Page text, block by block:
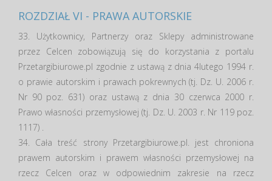
ROZDZIAŁ VI - PRAWA AUTORSKIE
33. Użytkownicy, Partnerzy oraz Sklepy administrowane
przez Celcen zobowiązują się do korzystania z portalu
Przetargibiurowe.pl zgodnie z ustawą z dnia 4lutego 1994 r.
o prawie autorskim i prawach pokrewnych (tj. Dz. U. 2006 r.
Nr 90 poz. 631) oraz ustawą z dnia 30 czerwca 2000 r.
Prawo własności przemysłowej (tj. Dz. U. 2003 r. Nr 119 poz.
1117) .
34. Cała treść strony Przetargibiurowe.pl. jest chroniona
prawem autorskim i prawem własności przemysłowej na
rzecz Celcen oraz w odpowiednim zakresie na rzecz